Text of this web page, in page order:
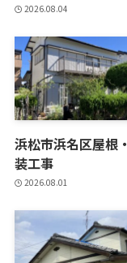
2026.08.04
浜松市浜名区屋根
装工事
2026.08.01